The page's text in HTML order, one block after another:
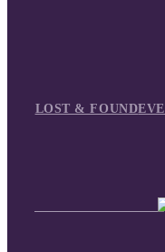
LOST & FOUND